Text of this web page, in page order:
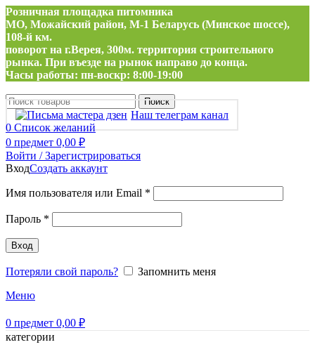
Розничная площадка питомника
МО, Можайский район, М-1 Беларусь (Минское шоссе),
108-й км.
поворот на г.Верея, 300м. территория строительного
рынка. При въезде на рынок направо до конца.
Часы работы: пн-воскр: 8:00-19:00
Поиск
Наш телеграм канал
0 Список желаний
0 предмет 0,00 ₽
Войти / Зарегистрироваться
ВходСоздать аккаунт
Имя пользователя или Email *
Пароль *
Вход
Потеряли свой пароль?
Запомнить меня
Меню
0 предмет 0,00 ₽
категории